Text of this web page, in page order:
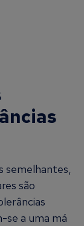
semelhantes,
são
se a uma má